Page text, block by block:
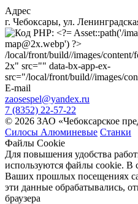
Адрес
г. Чебоксары, ул.
/local/front/build//images/content/
2x" src="" data-bx-app-ex-
src="/local/front/build//images/
E-mail
zaosespel@yandex.ru
7 (8352) 22-57-22
© 2026 ЗАО «Чебоксарское
Силосы Алюминевые Станки
Файлы Cookie
Для повышения удобства
используются файлы cookie. В
Ваших прошлых посещениях
эти данные обрабатывались,
браузера